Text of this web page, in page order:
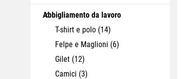
Abbigliamento da lavoro
T-shirt e polo (14)
Felpe e Maglioni (6)
Gilet (12)
Camici (3)